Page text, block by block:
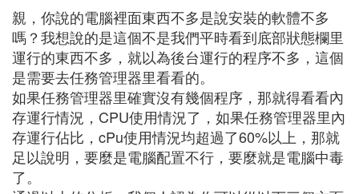
親，你說的電腦裡面東西不多是說安裝的軟體不多
嗎？我想說的是這個不是我們平時看到底部狀態欄里
運行的東西不多，就以為後台運行的程序不多，這個
是需要去任務管理器里看看的。
如果任務管理器里確實沒有幾個程序，那就得看看內
存運行情況，CPU使用情況了，如果任務管理器里內
存運行佔比，cPu使用情況均超過了60%以上，那就
足以說明，要麼是電腦配置不行，要麼就是電腦中毒
了。